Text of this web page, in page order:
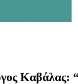
Καβάλας: